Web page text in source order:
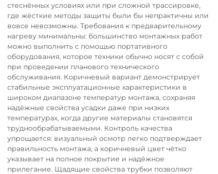
стеснённых условиях или при сложной трассировке,
где жёсткие методы защиты были бы непрактичны или
вовсе невозможны. Требования к предварительному
нагреву минимальны: большинство монтажных работ
можно выполнить с помощью портативного
оборудования, которое техники обычно носят с собой
при проведении планового технического
обслуживания. Коричневый вариант демонстрирует
стабильные эксплуатационные характеристики в
широком диапазоне температур монтажа, сохраняя
надёжные свойства усадки даже при низких
температурах, когда другие материалы становятся
труднообрабатываемыми. Контроль качества
упрощается: визуальный осмотр легко подтверждает
правильность монтажа, а коричневый цвет чётко
указывает на полное покрытие и надёжное
прилегание. Щадящие свойства трубки позволяют